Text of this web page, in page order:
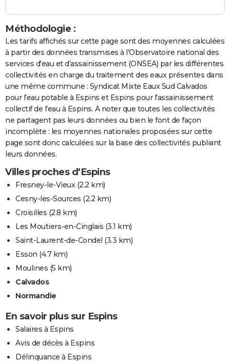
Méthodologie :
Les tarifs affichés sur cette page sont des moyennes calculées
à partir des données transmises à l'Observatoire national des
services d'eau et d'assainissement (ONSEA) par les différentes
collectivités en charge du traitement des eaux présentes dans
une même commune : Syndicat Mixte Eaux Sud Calvados
pour l'eau potable à Espins et Espins pour l'assainissement
collectif de l'eau à Espins. A noter que toutes les collectivités
ne partagent pas leurs données ou bien le font de façon
incomplète : les moyennes nationales proposées sur cette
page sont donc calculées sur la base des collectivités publiant
leurs données.
Villes proches d'Espins
Fresney-le-Vieux(2.2 km)
Cesny-les-Sources (2.2 km)
Croisilles (2.8 km)
Les Moutiers-en-Cinglais (3.1 km)
Saint-Laurent-de-Condel (3.3 km)
Esson (4.7 km)
Moulines (5 km)
Calvados
Normandie
En savoir plus sur Espins
Salaires à Espins
Avis de décès à Espins
Délinquance à Espins